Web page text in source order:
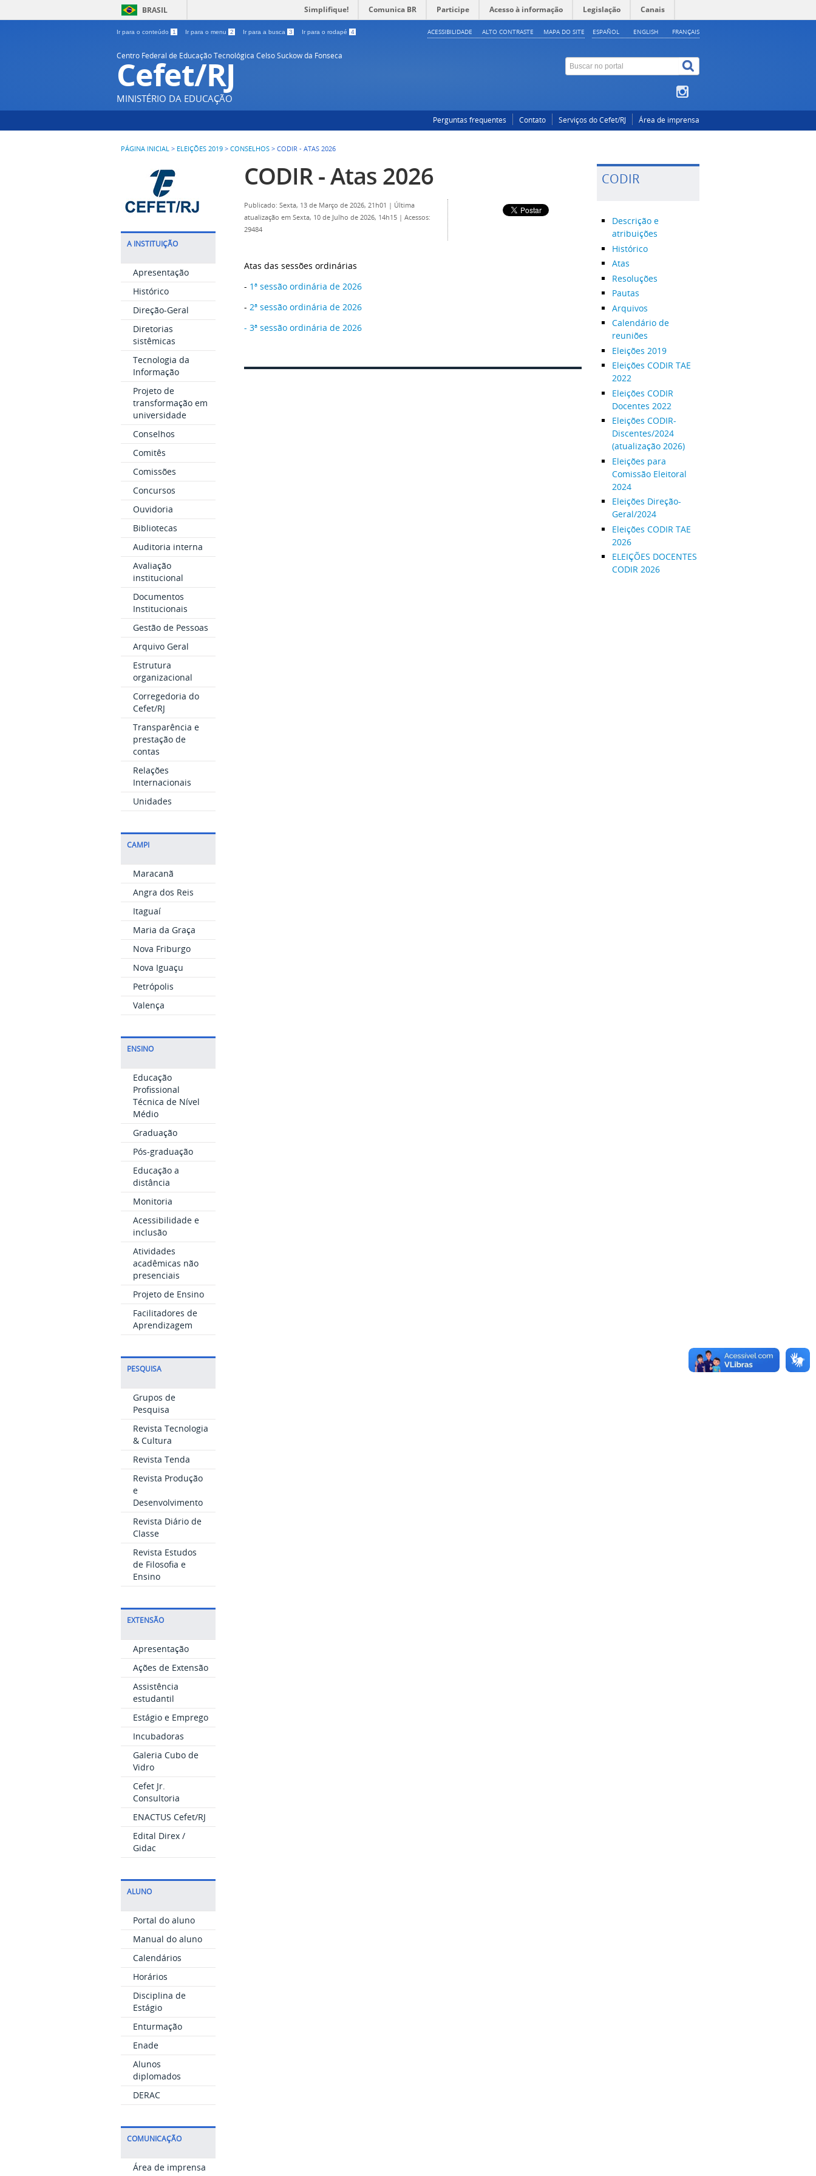
BRASIL Simplifique! Comunica BR Participe Acesso à informação Legislação Canais
Ir para o conteúdo 1 Ir para o menu 2 Ir para a busca 3 Ir para o rodapé 4 ESPAÑOL ENGLISH FRANÇAIS
ACESSIBILIDADE ALTO CONTRASTE MAPA DO SITE
Centro Federal de Educação Tecnológica Celso Suckow da Fonseca
Cefet/RJ
MINISTÉRIO DA EDUCAÇÃO
Perguntas frequentes Contato Serviços do Cefet/RJ Área de imprensa
PÁGINA INICIAL > ELEIÇÕES 2019 > CONSELHOS > CODIR - ATAS 2026
A INSTITUIÇÃO
Apresentação
Histórico
Direção-Geral
Diretorias
sistêmicas
Tecnologia da
Informação
Projeto de
transformação em
universidade
Conselhos
Comitês
Comissões
Concursos
Ouvidoria
Bibliotecas
Auditoria interna
Avaliação
institucional
Documentos
Institucionais
Gestão de Pessoas
Arquivo Geral
Estrutura
organizacional
Corregedoria do
Cefet/RJ
Transparência e
prestação de
contas
Relações
Internacionais
Unidades
CAMPI
Maracanã
Angra dos Reis
Itaguaí
Maria da Graça
Nova Friburgo
Nova Iguaçu
Petrópolis
Valença
ENSINO
Educação
Profissional
Técnica de Nível
Médio
Graduação
Pós-graduação
Educação a
distância
Monitoria
Acessibilidade e
inclusão
Atividades
acadêmicas não
presenciais
Projeto de Ensino
Facilitadores de
Aprendizagem
PESQUISA
Grupos de
Pesquisa
Revista Tecnologia
& Cultura
Revista Tenda
Revista Produção
e
Desenvolvimento
Revista Diário de
Classe
Revista Estudos
de Filosofia e
Ensino
EXTENSÃO
Apresentação
Ações de Extensão
Assistência
estudantil
Estágio e Emprego
Incubadoras
Galeria Cubo de
Vidro
Cefet Jr.
Consultoria
ENACTUS Cefet/RJ
Edital Direx /
Gidac
ALUNO
Portal do aluno
Manual do aluno
Calendários
Horários
Disciplina de
Estágio
Enturmação
Enade
Alunos
diplomados
DERAC
COMUNICAÇÃO
Área de imprensa
CODIR - Atas 2026
Publicado: Sexta, 13 de Março de 2026, 21h01 | Última
atualização em Sexta, 10 de Julho de 2026, 14h15 | Acessos:
29484
Atas das sessões ordinárias
- 1ª sessão ordinária de 2026
- 2ª sessão ordinária de 2026
- 3ª sessão ordinária de 2026
CODIR
Descrição e
atribuições
Histórico
Atas
Resoluções
Pautas
Arquivos
Calendário de
reuniões
Eleições 2019
Eleições CODIR TAE
2022
Eleições CODIR
Docentes 2022
Eleições CODIR-
Discentes/2024
(atualização 2026)
Eleições para
Comissão Eleitoral
2024
Eleições Direção-
Geral/2024
Eleições CODIR TAE
2026
ELEIÇÕES DOCENTES
CODIR 2026